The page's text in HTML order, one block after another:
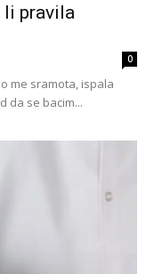
li pravila
0
me sramota, ispala
da se bacim...